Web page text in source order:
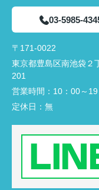
03-5985-
〒171-0022
東京都豊島区南池袋２
201
営業時間： 10：00～
定休日： 無